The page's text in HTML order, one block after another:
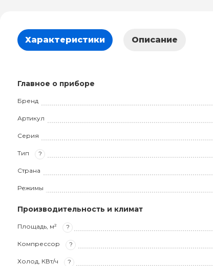
Характеристики Описание
Главное о приборе
Бренд
Артикул
Серия
Тип ?
Страна
Режимы
Производительность и климат
Площадь, м² ?
Компрессор ?
Холод, КВт/ч ?